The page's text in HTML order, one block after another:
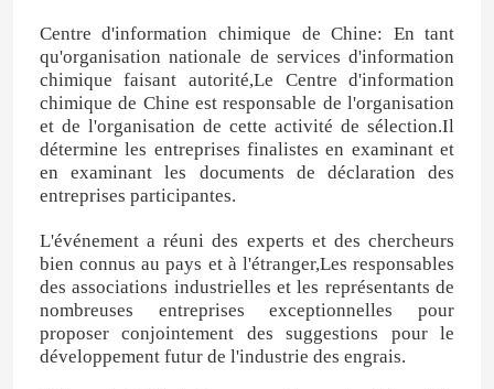
Centre d'information chimique de Chine: En tant
qu'organisation nationale de services d'information
chimique faisant autorité,Le Centre d'information
chimique de Chine est responsable de l'organisation
et de l'organisation de cette activité de sélection.Il
détermine les entreprises finalistes en examinant et
en examinant les documents de déclaration des
entreprises participantes.
L'événement a réuni des experts et des chercheurs
bien connus au pays et à l'étranger,Les responsables
des associations industrielles et les représentants de
nombreuses entreprises exceptionnelles pour
proposer conjointement des suggestions pour le
développement futur de l'industrie des engrais.